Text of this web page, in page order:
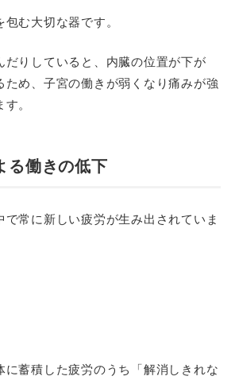
む大切な器です。
だりしていると、内臓の位置が下が
ため、子宮の働きが弱くなり痛みが強
。
る働きの低下
で常に新しい疲労が生み出されていま
に蓄積した疲労のうち「解消しきれな